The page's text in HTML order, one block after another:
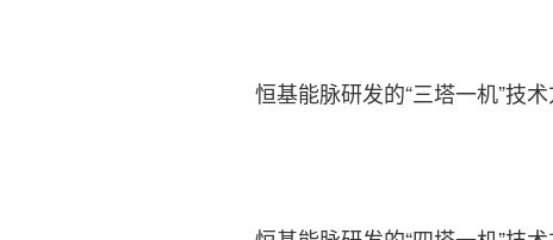
恒基能脉研发的“三塔一机”技